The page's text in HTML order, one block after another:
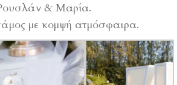
& Μαρία.
με κομψή ατμόσφαιρα.